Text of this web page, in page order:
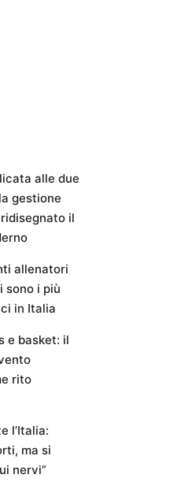
alle due
gestione
il
allenatori
sono i più
in Italia
e basket: il
rito
l’Italia:
ma si
nervi”